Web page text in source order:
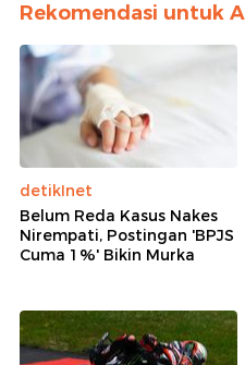
Rekomendasi untuk
detikInet
Belum Reda Kasus Nakes
Nirempati, Postingan 'BPJS
Cuma 1%' Bikin Murka